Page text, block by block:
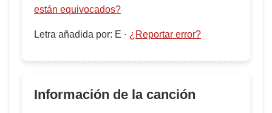
están equivocados?
Letra añadida por: E · ¿Reportar error?
Información de la canción